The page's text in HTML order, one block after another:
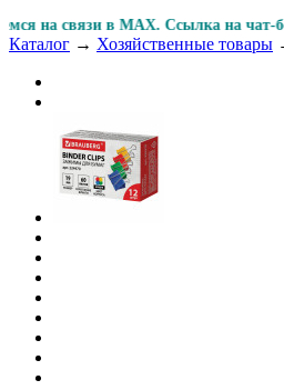
на связи в MAX. Ссылка на
Каталог → Хозяйственные товары